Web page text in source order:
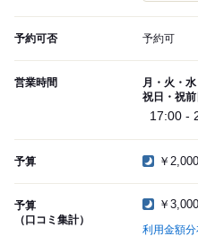
予約可否 予約可
営業時間
月・火・
祝日・祝前
17:00 -
予算 ￥
予算
（口コミ集計）
￥
利用金額